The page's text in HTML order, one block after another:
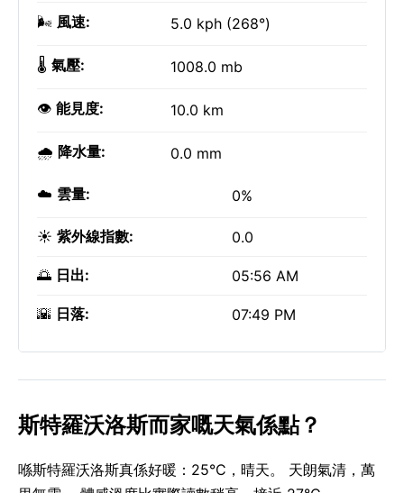
🌬️ 風速: 5.0 kph (268°)
🌡️ 氣壓: 1008.0 mb
👁️ 能見度: 10.0 km
🌧️ 降水量: 0.0 mm
☁️ 雲量: 0%
☀️ 紫外線指數: 0.0
🌅 日出: 05:56 AM
🌇 日落: 07:49 PM
斯特羅沃洛斯而家嘅天氣係點？
喺斯特羅沃洛斯真係好暖：25°C，晴天。 天朗氣清，萬